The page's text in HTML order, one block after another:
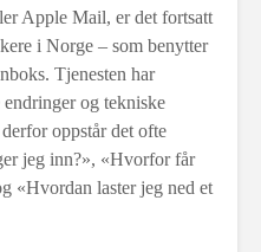
Apple Mail, er det fortsatt
i Norge – som benytter
Tjenesten har
og tekniske
oppstår det ofte
jeg inn?», «Hvorfor får
«Hvordan laster jeg ned et